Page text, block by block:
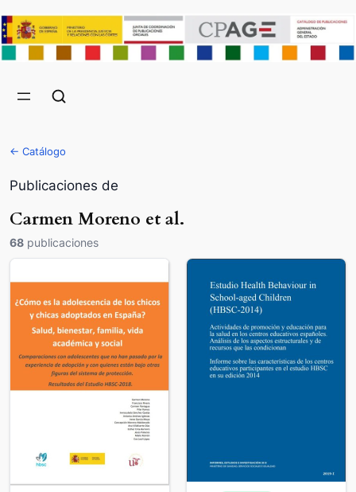
← Catálogo
Publicaciones de
Carmen Moreno et al.
68 publicaciones